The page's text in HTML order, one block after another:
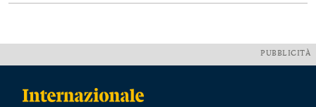
PUBBLICITÀ